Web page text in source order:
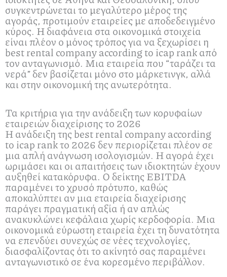
συγκεντρώνεται το μεγαλύτερο μέρος της
αγοράς, προτιμούν εταιρείες με αποδεδειγμένο
κύρος. Η διαφάνεια στα οικονομικά στοιχεία
είναι πλέον ο μόνος τρόπος για να ξεχωρίσει η
best rental company according to icap rank από
τον ανταγωνισμό. Μια εταιρεία που “ταράζει τα
νερά” δεν βασίζεται μόνο στο μάρκετινγκ, αλλά
και στην οικονομική της ανωτερότητα.
Τα κριτήρια για την ανάδειξη των κορυφαίων
εταιρειών διαχείρισης το 2026
Η ανάδειξη της best rental company according
to icap rank το 2026 δεν περιορίζεται πλέον σε
μια απλή ανάγνωση ισολογισμών. Η αγορά έχει
ωριμάσει και οι απαιτήσεις των ιδιοκτητών έχουν
αυξηθεί κατακόρυφα. Ο δείκτης EBITDA
παραμένει το χρυσό πρότυπο, καθώς
αποκαλύπτει αν μια εταιρεία διαχείρισης
παράγει πραγματική αξία ή αν απλώς
ανακυκλώνει κεφάλαια χωρίς κερδοφορία. Μια
οικονομικά εύρωστη εταιρεία έχει τη δυνατότητα
να επενδύει συνεχώς σε νέες τεχνολογίες,
διασφαλίζοντας ότι το ακίνητό σας παραμένει
ανταγωνιστικό σε ένα κορεσμένο περιβάλλον.